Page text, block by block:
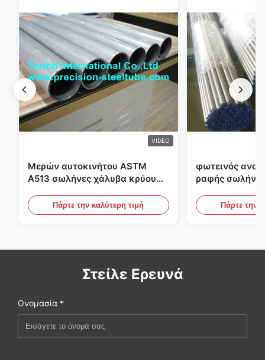
VIDEO
Μερών αυτοκινήτου ASTM
A513 σωλήνες χάλυβα κρύου
την παραγωγή DOM
Πάρτε την καλύτερη τιμή
φωτεινός
ραφής
υδραυλικά
Πάρτε την
Στείλε Ερευνά
Ονομασία *